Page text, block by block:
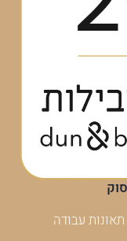
תאונות עבודה